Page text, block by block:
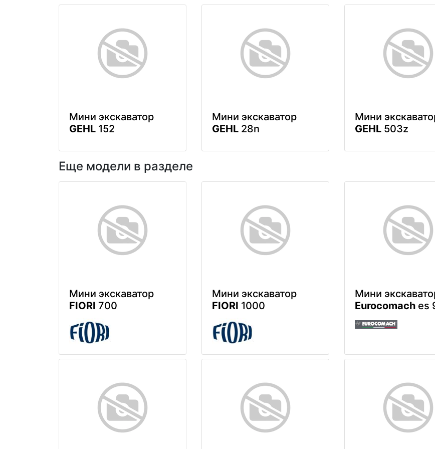
Мини экскаватор
GEHL 152
Мини экскаватор
GEHL 28n
Мини
GEHL 503z
Еще модели в разделе
Мини экскаватор
FIORI 700
Мини экскаватор
FIORI 1000
Мини
Eurocomach es